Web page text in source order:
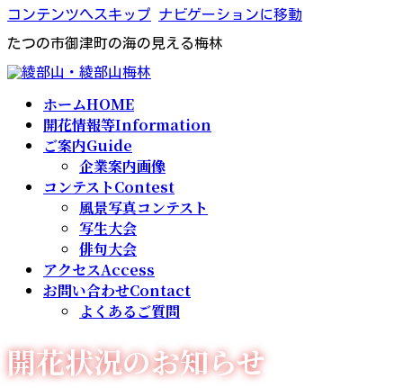
コンテンツへスキップ
ナビゲーションに移動
たつの市御津町の海の見える梅林
ホームHOME
開花情報等Information
ご案内Guide
企業案内画像
コンテストContest
風景写真コンテスト
写生大会
俳句大会
アクセスAccess
お問い合わせContact
よくあるご質問
開花状況のお知らせ